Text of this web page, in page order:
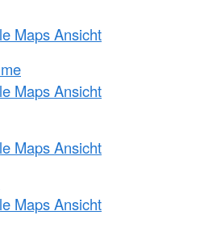
Maps Ansicht
Maps Ansicht
Maps Ansicht
Maps Ansicht